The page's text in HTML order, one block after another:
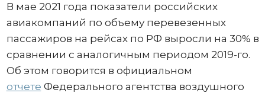
В мае 2021 года показатели российских
авиакомпаний по объему перевезенных
пассажиров на рейсах по РФ выросли на 30% в
сравнении с аналогичным периодом 2019-го.
Об этом говорится в официальном
отчете Федерального агентства воздушного